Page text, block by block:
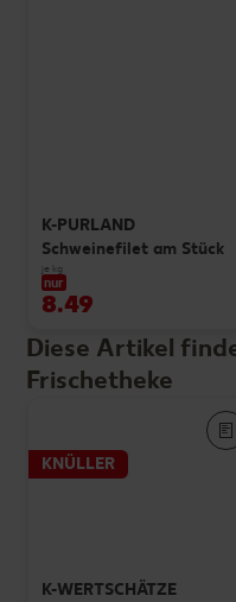
K-PURLAND
Schweinefilet am Stück
je kg
nur
8.49
Diese Artikel
Frischetheke
KNÜLLER
K-WERTSCHÄTZE